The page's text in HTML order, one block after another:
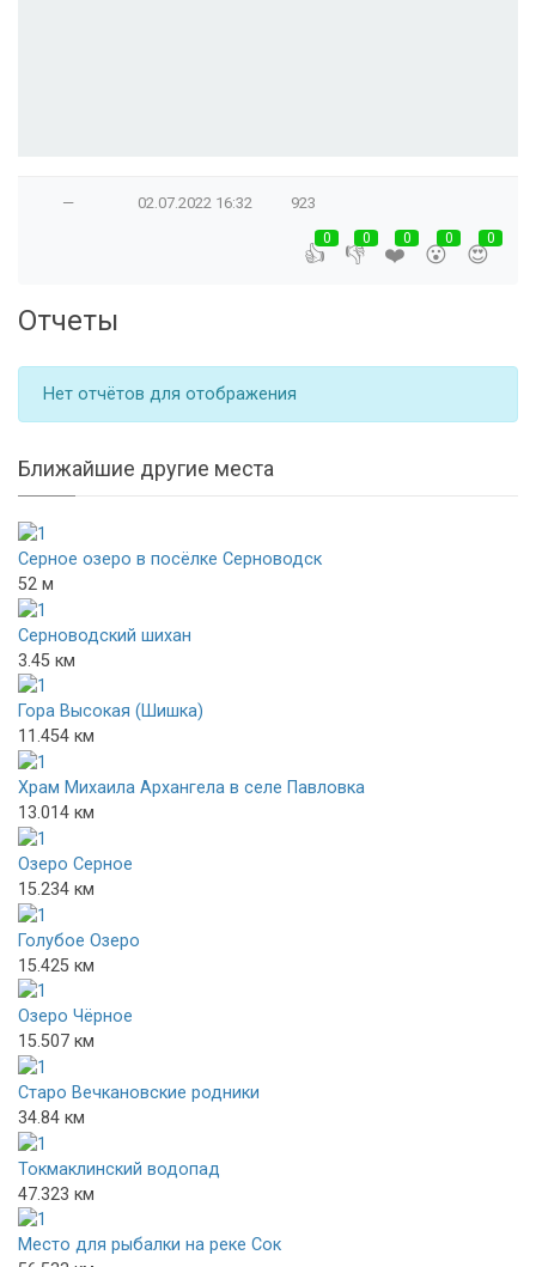
— 02.07.2022 16:32 923
👍
0
👎
0
❤️
0
😮
0
😍
0
Отчеты
Нет отчётов для отображения
Ближайшие другие места
Серное озеро в посёлке Серноводск
52 м
Серноводский шихан
3.45 км
Гора Высокая (Шишка)
11.454 км
Храм Михаила Архангела в селе Павловка
13.014 км
Озеро Серное
15.234 км
Голубое Озеро
15.425 км
Озеро Чёрное
15.507 км
Старо Вечкановские родники
34.84 км
Токмаклинский водопад
47.323 км
Место для рыбалки на реке Сок